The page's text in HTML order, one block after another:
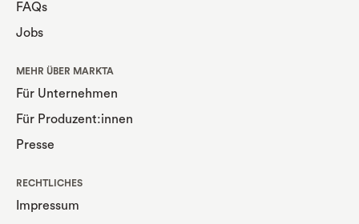
FAQs
Jobs
MEHR ÜBER MARKTA
Für Unternehmen
Für Produzent:innen
Presse
RECHTLICHES
Impressum